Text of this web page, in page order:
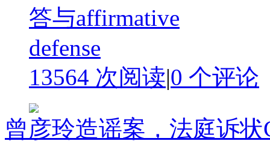
13564 次阅读|0 个评论
曾彦玲造谣案，法庭诉状